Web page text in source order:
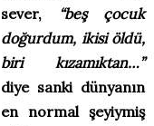
sever,
“beş çocuk
doğurdum, ikisi öldü,
biri kızamıktan…”
diye sanki dünyanın
en normal şeyiymiş